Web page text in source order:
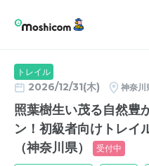
トレイル
2026/12/31(木) 神奈川
照葉樹生い茂る自然豊
ン！初級者向けトレイ
（神奈川県）
受付中